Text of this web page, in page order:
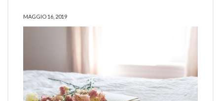
MAGGIO 16, 2019